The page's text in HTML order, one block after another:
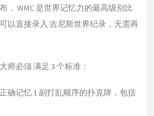
， WMC 是世界记忆力的最高级别比
以直接录入 吉尼斯世界纪录，无需再
师必须 满足 3 个标准：
确记忆 1 副打乱顺序的扑克牌，包括